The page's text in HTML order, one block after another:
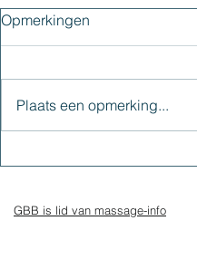
houvast
Opmerkingen
Plaats een opmerking...
GBB is lid van massage-info